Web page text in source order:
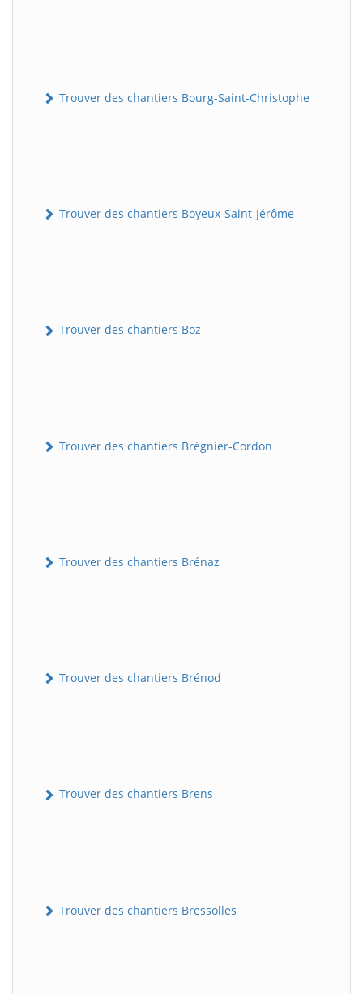
Trouver des chantiers Bourg-Saint-Christophe
Trouver des chantiers Boyeux-Saint-Jérôme
Trouver des chantiers Boz
Trouver des chantiers Brégnier-Cordon
Trouver des chantiers Brénaz
Trouver des chantiers Brénod
Trouver des chantiers Brens
Trouver des chantiers Bressolles